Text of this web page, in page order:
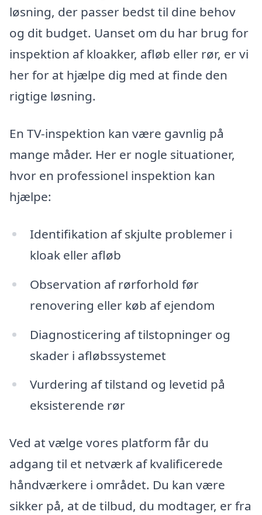
løsning, der passer bedst til dine behov
og dit budget. Uanset om du har brug for
inspektion af kloakker, afløb eller rør, er vi
her for at hjælpe dig med at finde den
rigtige løsning.
En TV-inspektion kan være gavnlig på
mange måder. Her er nogle situationer,
hvor en professionel inspektion kan
hjælpe:
Identifikation af skjulte problemer i
kloak eller afløb
Observation af rørforhold før
renovering eller køb af ejendom
Diagnosticering af tilstopninger og
skader i afløbssystemet
Vurdering af tilstand og levetid på
eksisterende rør
Ved at vælge vores platform får du
adgang til et netværk af kvalificerede
håndværkere i området. Du kan være
sikker på, at de tilbud, du modtager, er fra